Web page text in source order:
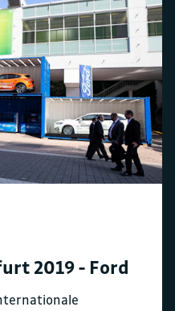
2019 - Ford